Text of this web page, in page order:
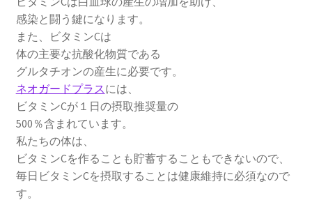
感染と闘う鍵になります。
また、ビタミンCは
体の主要な抗酸化物質である
グルタチオンの産生に必要です。
ネオガードプラスには、
ビタミンCが１日の摂取推奨量の
500％含まれています。
私たちの体は、
ビタミンCを作ることも貯蓄することもできないので、
毎日ビタミンCを摂取することは健康維持に必須なので
す。